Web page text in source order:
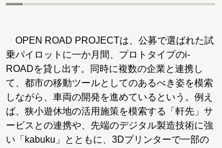
OPEN ROAD PROJECTは、公募で選ばれた試
乗パイロットに一か月間、プロトタイプのi-
ROADを貸し出す。同時に複数の企業と連携し
て、都市の移動ツールとしてのあるべき姿を模索
しながら、車両の開発を進めているという。例え
ば、狭小遊休地の活用施策を模索する「軒先」サ
ービスとの連携や、先端のデジタル製造技術に強
い「kabuku」とともに、3Dプリンターで一部の